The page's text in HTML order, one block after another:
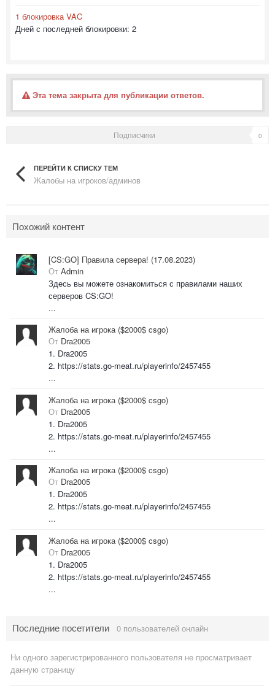
1 блокировка VAC
Дней с последней блокировки: 2
Эта тема закрыта для публикации ответов.
Подписчики 0
ПЕРЕЙТИ К СПИСКУ ТЕМ
Жалобы на игроков/админов
Похожий контент
[CS:GO] Правила сервера! (17.08.2023)
От Admin
Здесь вы можете ознакомиться с правилами наших
серверов CS:GO!
...
Жалоба на игрока ($2000$ csgo)
От Dra2005
1. Dra2005
2. https://stats.go-meat.ru/playerinfo/2457455
...
Жалоба на игрока ($2000$ csgo)
От Dra2005
1. Dra2005
2. https://stats.go-meat.ru/playerinfo/2457455
...
Жалоба на игрока ($2000$ csgo)
От Dra2005
1. Dra2005
2. https://stats.go-meat.ru/playerinfo/2457455
...
Жалоба на игрока ($2000$ csgo)
От Dra2005
1. Dra2005
2. https://stats.go-meat.ru/playerinfo/2457455
...
Последние посетители 0 пользователей онлайн
Ни одного зарегистрированного пользователя не просматривает
данную страницу